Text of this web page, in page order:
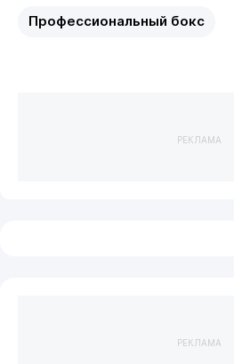
Профессиональный бокс
РЕКЛАМА
РЕКЛАМА